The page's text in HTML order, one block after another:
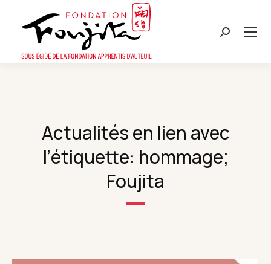
Recherche
Actualités en lien avec
l’étiquette: hommage;
Foujita